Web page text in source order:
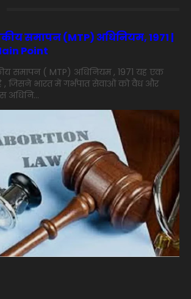
समापन (MTP) अधिनियम, 1971 |
Point
समापन ( MTP) अधिनियम , 1971 यह एक
, जिसने भारत में गर्भपात सेवाओं को वैध और
अधिनि...